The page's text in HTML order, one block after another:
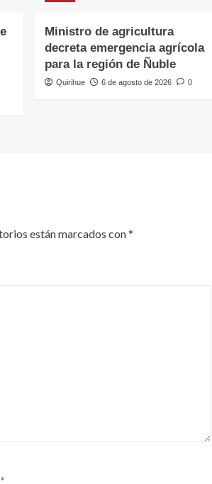
Ministro de agricultura
decreta emergencia agrícola
para la región de Ñuble
Quirihue 6 de agosto de 2026 0
están marcados con*
*